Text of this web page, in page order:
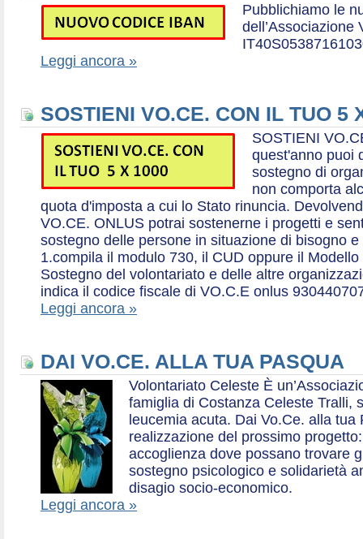
Pubblichiamo le
dell’Associazione
Leggi ancora »
SOSTIENI VO.CE. CON IL TUO 5
SOSTIENI
quest'anno puoi
sostegno di
non comporta
quota d'imposta a cui lo Stato rinuncia.
VO.CE. ONLUS potrai sostenerne i progetti e
sostegno delle persone in situazione di bisogno
1.compila il modulo 730, il CUD oppure il
Sostegno del volontariato e delle altre
indica il codice fiscale di VO.C.E onlus
Leggi ancora »
DAI VO.CE. ALLA TUA PASQUA
Volontariato Celeste È
famiglia di Costanza Celeste Tralli,
leucemia acuta. Dai Vo.Ce. alla tua
realizzazione del prossimo
accoglienza dove possano trovare
sostegno psicologico e solidarietà
disagio socio-economico.
Leggi ancora »